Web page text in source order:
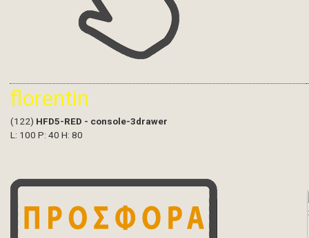
florentin
(122) HFD5-RED - console-3drawer
L: 100 P: 40 H: 80